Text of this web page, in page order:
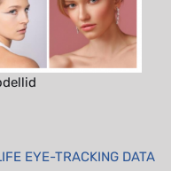
EYE-TRACKING DATA